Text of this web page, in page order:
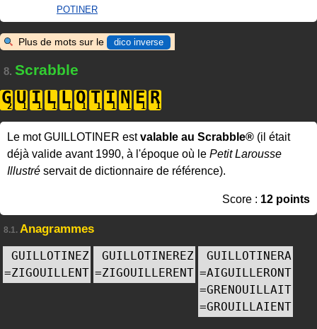
POTINER
Plus de mots sur le dico inverse
8. Scrabble
G U I L L O T I N E R
Le mot GUILLOTINER estvalable au Scrabble® (il était
déjà valide avant 1990, à l'époque où le Petit Larousse
Illustré servait de dictionnaire de référence).
Score : 12 points
8.1. Anagrammes
GUILLOTINEZ
=ZIGOUILLENT
GUILLOTINEREZ
=ZIGOUILLERENT
GUILLOTINERA
=AIGUILLERONT
=GRENOUILLAIT
=GROUILLAIENT